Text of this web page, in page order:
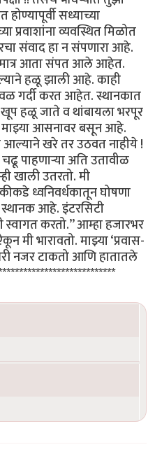
सध्याच्या
प्रवाशांना व्यवस्थित मिळोत
संवाद हा न संपणारा आहे.
मात्र आता संपत आले आहेत.
हळू झाली आहे. काही
गर्दी करत आहेत. स्थानकात
हळू जाते व थांबायला भरपूर
आसनावर बसून आहे.
खरे तर उठवत नाहीये !
पाहणाऱ्या अति उतावीळ
खाली उतरतो. मी
ध्वनिवर्धकातून घोषणा
आहे. इंटरसिटी
करतो.’’ आम्हा हजारभर
मी भारावतो. माझ्या ‘प्रवास-
नजर टाकतो आणि हातातले